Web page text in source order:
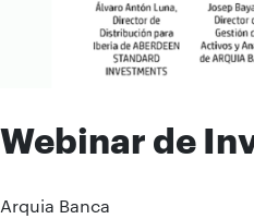
Webinar de
Arquia Banca